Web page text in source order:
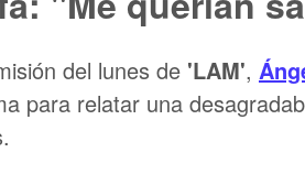
del lunes de 'LAM',
para relatar una